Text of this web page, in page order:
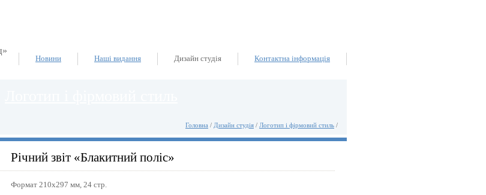
Новини Наші видання Дизайн студія Контактна інформація
Головна / Дизайн студія / Логотип і фірмовий стиль /
Річний звіт «Блакитний поліс»
Формат 210х297 мм, 24 стр.